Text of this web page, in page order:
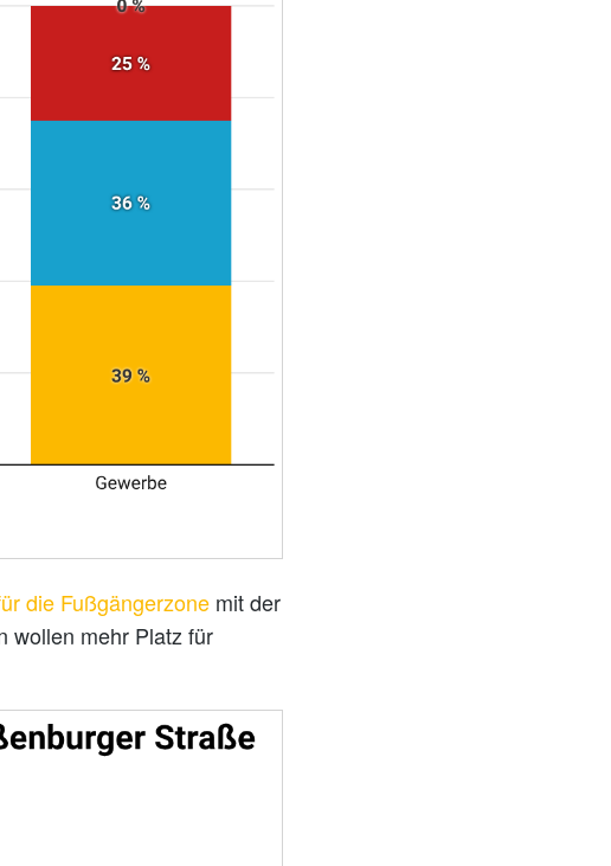
die Fußgängerzonemit der
wollen mehr Platz für